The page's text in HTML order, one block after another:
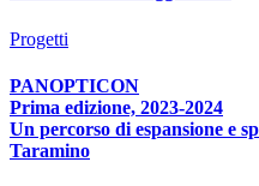
Progetti
PANOPTICON
Prima edizione, 2023-2024
Un percorso di espansione e
Taramino